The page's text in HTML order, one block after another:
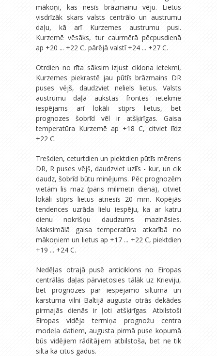
mākoņi, kas nesīs brāzmainu vēju. Lietus
visdrīzāk skars valsts centrālo un austrumu
daļu, kā arī Kurzemes austrumu pusi.
Kurzemē vēsāks, tur caurmērā pēcpusdienā
ap +20 ... +22 C, pārējā valstī +24 ... +27 C.
Otrdien no rīta sāksim izjust ciklona ietekmi,
Kurzemes piekrastē jau pūtīs brāzmains DR
puses vējš, daudzviet neliels lietus. Valsts
austrumu daļā aukstās frontes ietekmē
iespējams arī lokāli stiprs lietus, bet
prognozes šobrīd vēl ir atšķirīgas. Gaisa
temperatūra Kurzemē ap +18 C, citviet līdz
+22 C.
Trešdien, ceturtdien un piektdien pūtīs mērens
DR, R puses vējš, daudzviet uzlīs - kur, un cik
daudz, šobrīd būtu minējums. Pēc prognozēm
vietām līs maz (pāris milimetri dienā), citviet
lokāli stiprs lietus atnesīs 20 mm. Kopējās
tendences uzrāda lielu iespēju, ka ar katru
dienu nokrišņu daudzums mazināsies.
Maksimālā gaisa temperatūra atkarībā no
mākoņiem un lietus ap +17 ... +22 C, piektdien
+19 ... +24 C.
Nedēļas otrajā pusē anticiklons no Eiropas
centrālās daļas pārvietosies tālāk uz Krieviju,
bet prognozes par iespējamo siltuma un
karstuma vilni Baltijā augusta otrās dekādes
pirmajās dienās ir ļoti atšķirīgas. Atbilstoši
Eiropas vidēja termiņa prognožu centra
modeļa datiem, augusta pirmā puse kopumā
būs vidējiem rādītājiem atbilstoša, bet ne tik
silta kā citus gadus.